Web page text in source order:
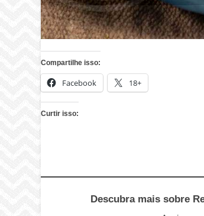
Compartilhe isso:
Facebook 18+
Curtir isso:
Descubra mais sobre